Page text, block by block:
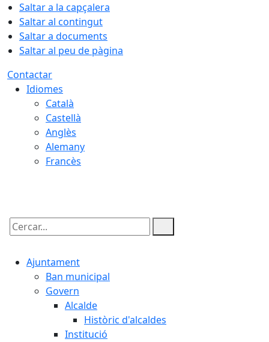
Saltar a la capçalera
Saltar al contingut
Saltar a documents
Saltar al peu de pàgina
Contactar
Idiomes
Català
Castellà
Anglès
Alemany
Francès
Cercar:
Ajuntament
Ban municipal
Govern
Alcalde
Històric d'alcaldes
Institució